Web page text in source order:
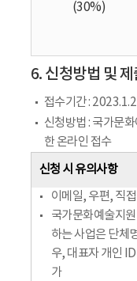
(30%)
6. 신청방법 및
접수기간 :
신청방법 : 국가문
한 온라인 접수
신청 시 유의사항
이메일, 우편, 직
국가문화예술지
하는 사업은 단체
우, 대표자 개인
가